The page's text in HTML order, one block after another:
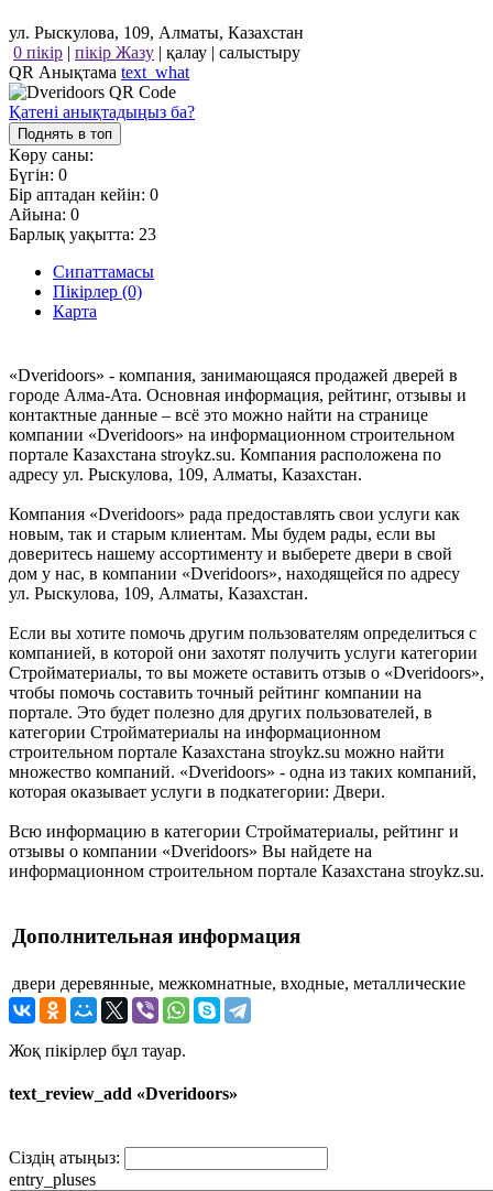
ул. Рыскулова, 109, Алматы, Казахстан
0 пікір | пікір Жазу | қалау | салыстыру
QR Анықтама text_what
Қатені анықтадыңыз ба?
Поднять в топ
Көру саны:
Бүгін: 0
Бір аптадан кейін: 0
Айына: 0
Барлық уақытта: 23
Сипаттамасы
Пікірлер (0)
Карта
«Dveridoors» - компания, занимающаяся продажей дверей в
городе Алма-Ата. Основная информация, рейтинг, отзывы и
контактные данные – всё это можно найти на странице
компании «Dveridoors» на информационном строительном
портале Казахстана stroykz.su. Компания расположена по
адресу ул. Рыскулова, 109, Алматы, Казахстан.
Компания «Dveridoors» рада предоставлять свои услуги как
новым, так и старым клиентам. Мы будем рады, если вы
доверитесь нашему ассортименту и выберете двери в свой
дом у нас, в компании «Dveridoors», находящейся по адресу
ул. Рыскулова, 109, Алматы, Казахстан.
Если вы хотите помочь другим пользователям определиться с
компанией, в которой они захотят получить услуги категории
Стройматериалы, то вы можете оставить отзыв о «Dveridoors»,
чтобы помочь составить точный рейтинг компании на
портале. Это будет полезно для других пользователей, в
категории Стройматериалы на информационном
строительном портале Казахстана stroykz.su можно найти
множество компаний. «Dveridoors» - одна из таких компаний,
которая оказывает услуги в подкатегории: Двери.
Всю информацию в категории Стройматериалы, рейтинг и
отзывы о компании «Dveridoors» Вы найдете на
информационном строительном портале Казахстана stroykz.su.
Дополнительная информация
двери деревянные, межкомнатные, входные, металлические
Жоқ пікірлер бұл тауар.
text_review_add «Dveridoors»
Сіздің атыңыз:
entry_pluses